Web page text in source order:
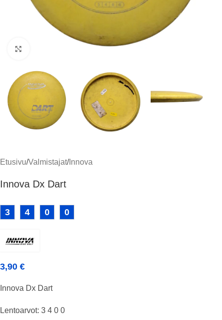
Klikkaa suuremmaksi
Etusivu/Valmistajat/Innova
Innova Dx Dart
3 4 0 0
3,90 €
Innova Dx Dart
Lentoarvot: 3 4 0 0